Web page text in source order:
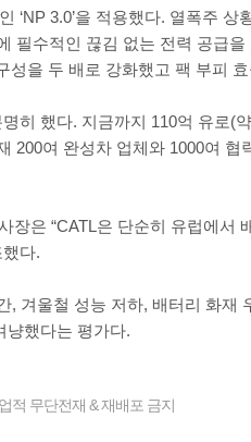
‘NP 3.0’을 적용했다. 열폭주
필수적인 끊김 없는 전력 공급을
성을 두 배로 강화했고 팩 부피
히 했다. 지금까지 110억 유로(
200여 완성차 업체와 1000여 협
장은 “CATL은 단순히 유럽에서
했다.
, 겨울철 성능 저하, 배터리 화재
냥했다는 평가다.
적 무단전재 & 재배포 금지